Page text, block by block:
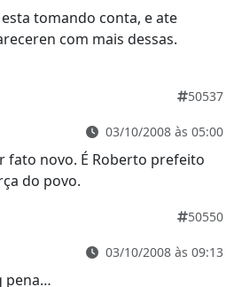
tomando conta, e ate
com mais dessas.
50537
03/10/2008 às 05:00
fato novo. É Roberto prefeito
do povo.
50550
03/10/2008 às 09:13
pena…